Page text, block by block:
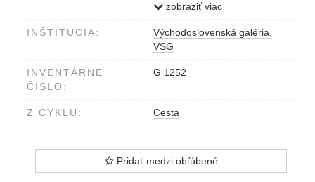
vpravo dole J.Haščák 76
zobraziť viac
INŠTITÚCIA:
Východoslovenská galéria,
VSG
INVENTÁRNE
ČÍSLO:
G 1252
Z CYKLU: Cesta
Pridať medzi obľúbené